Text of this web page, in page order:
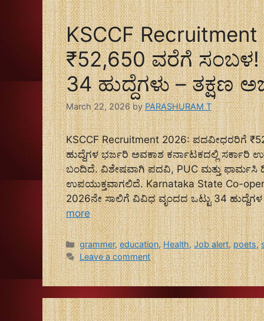
KSCCF
₹52,650 ವರೆಗೆ ಸಂಬಳ!
34 ಹುದ್ದೆಗಳು – ತಕ್ಷಣ
March 22, 2026 byPARASHURAM T
KSCCF Recruitment 2026: ಪದವೀಧರರಿಗೆ
ಹುದ್ದೆಗಳ ಭರ್ಜರಿ ಅವಕಾಶ ಕರ್ನಾಟಕದಲ್ಲಿ ಸರ್ಕಾರಿ
ಬಂದಿದೆ. ವಿಶೇಷವಾಗಿ ಪದವಿ, PUC ಮತ್ತು ಫಾರ್ಮಸಿ
ಉಪಯುಕ್ತವಾಗಲಿದೆ. Karnataka State Co-
2026ನೇ ಸಾಲಿಗೆ ವಿವಿಧ ವೃಂದದ ಒಟ್ಟು 34
more
Categories
grammer,education,Health,Job alert,poets,
Leave a comment